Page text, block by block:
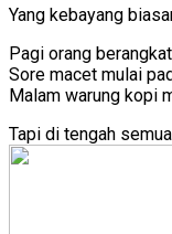
Yang kebayang
Pagi orang
Sore macet mulai
Malam warung kopi
Tapi di tengah